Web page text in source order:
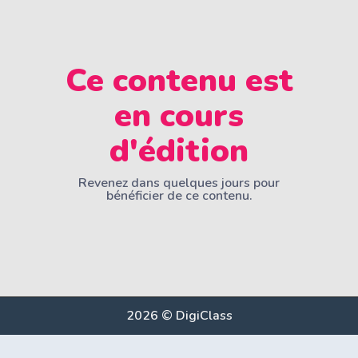
Ce contenu est
en cours
d'édition
Revenez dans quelques jours pour
bénéficier de ce contenu.
2026 © DigiClass